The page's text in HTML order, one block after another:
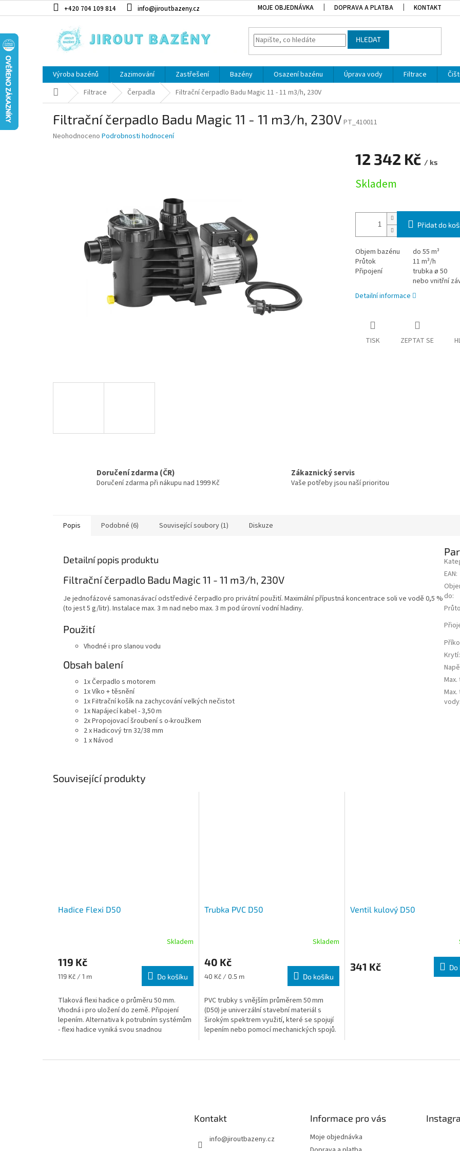
+420 704 109 814 info@jiroutbazeny.cz MOJE OBJEDNÁVKA DOPRAVA A PLATBA KONTAKT
HLEDAT
Výroba bazénů Zazimování Zastřešení Bazény Osazení bazénu Úprava vody Filtrace
Domů Filtrace Čerpadla Filtrační čerpadlo Badu Magic 11 - 11 m3/h, 230V
Filtrační čerpadlo Badu Magic 11 - 11 m3/h, 230VPT_410011
Průměrné hodnocení produktu je 0,0 z 5 hvězdiček.
Neohodnoceno Podrobnosti hodnocení
12 342 Kč / ks
Skladem
Přidat do
Objem bazénu
do 55 m³
Průtok
11 m³/h
Připojení
trubka ø 50
nebo vnitřní
Detailní informace
TISK ZEPTAT SE
Doručení zdarma (ČR)
Doručení zdarma při nákupu nad 1999 Kč
Zákaznický servis
Vaše potřeby jsou naší prioritou
Popis Podobné (6) Související soubory (1) Diskuze
Detailní popis produktu
Filtrační čerpadlo Badu Magic 11 - 11 m3/h, 230V
Je jednofázové samonasávací odstředivé čerpadlo pro privátní použití. Maximální přípustná koncentrace soli ve vodě 0,5 %
(to jest 5 g/litr). Instalace max. 3 m nad nebo max. 3 m pod úrovní vodní hladiny.
Použití
Vhodné i pro slanou vodu
Obsah balení
1x Čerpadlo s motorem
1x Víko + těsnění
1x FiItrační košík na zachycování velkých nečistot
1x Napájecí kabel - 3,50 m
2x Propojovací šroubení s o-kroužkem
2 x Hadicový trn 32/38 mm
1 x Návod
EAN:
do:
Krytí:
vody
Související produkty
Hadice Flexi D50
Skladem
119 Kč
Měrná cena:
119 Kč / 1 m Do košíku
Tlaková flexi hadice o průměru 50 mm.
Vhodná i pro uložení do země. Připojení
lepením. Alternativa k potrubním systémům
- flexi hadice vyniká svou snadnou
Trubka PVC D50
Skladem
40 Kč
Měrná cena:
40 Kč / 0.5 m Do košíku
PVC trubky s vnějším průměrem 50 mm
(D50) je univerzální stavební materiál s
širokým spektrem využití, které se spojují
lepením nebo pomocí mechanických spojů.
Ventil kulový D50
341 Kč Do
Kontakt
info@jiroutbazeny.cz
Informace pro vás
Moje objednávka